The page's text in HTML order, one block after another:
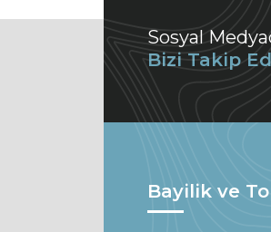
Sosyal
Bizi Takip
Bayilik ve